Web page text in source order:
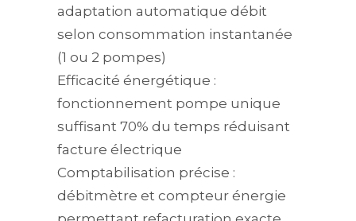
adaptation automatique débit
selon consommation instantanée
(1 ou 2 pompes)
Efficacité énergétique :
fonctionnement pompe unique
suffisant 70% du temps réduisant
facture électrique
Comptabilisation précise :
débitmètre et compteur énergie